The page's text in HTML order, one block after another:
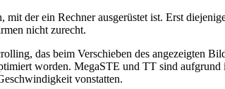
der ein Rechner ausgerüstet ist. Erst
nicht zurecht.
das beim Verschieben des angezeigten
worden. MegaSTE und TT sind
vonstatten.